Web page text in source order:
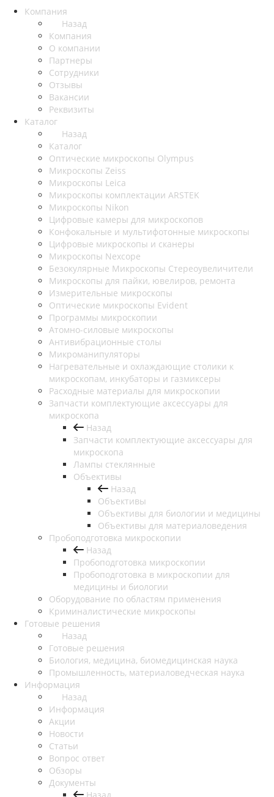
Компания
Назад
Компания
О компании
Партнеры
Сотрудники
Отзывы
Вакансии
Реквизиты
Каталог
Назад
Каталог
Оптические микроскопы Olympus
Микроскопы Zeiss
Микроскопы Leica
Микроскопы комплектации ARSTEK
Микроскопы Nikon
Цифровые камеры для микроскопов
Конфокальные и мультифотонные микроскопы
Цифровые микроскопы и сканеры
Микроскопы Nexcope
Безокулярные Микроскопы Стереоувеличители
Микроскопы для пайки, ювелиров, ремонта
Измерительные микроскопы
Оптические микроскопы Evident
Программы микроскопии
Атомно-силовые микроскопы
Антивибрационные столы
Микроманипуляторы
Нагревательные и охлаждающие столики к
микроскопам, инкубаторы и газмиксеры
Расходные материалы для микроскопии
Запчасти комплектующие аксессуары для
микроскопа
Назад
Запчасти комплектующие аксессуары для
микроскопа
Лампы стеклянные
Объективы
Назад
Объективы
Объективы для биологии и медицины
Объективы для материаловедения
Пробоподготовка микроскопии
Назад
Пробоподготовка микроскопии
Пробоподготовка в микроскопии для
медицины и биологии
Оборудование по областям применения
Криминалистические микроскопы
Готовые решения
Назад
Готовые решения
Биология, медицина, биомедицинская наука
Промышленность, материаловедческая наука
Информация
Назад
Информация
Акции
Новости
Статьи
Вопрос ответ
Обзоры
Документы